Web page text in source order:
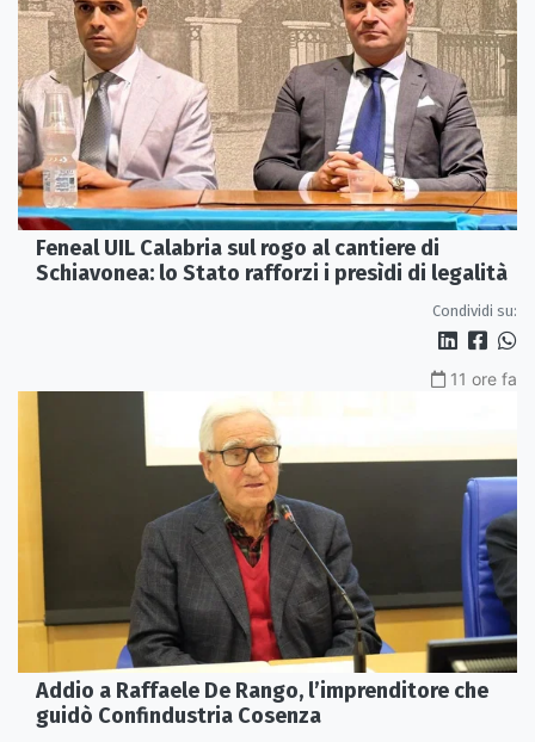
Feneal UIL Calabria sul rogo al cantiere di
Schiavonea: lo Stato rafforzi i presìdi di legalità
Condividi su:
11 ore fa
Addio a Raffaele De Rango, l’imprenditore che
guidò Confindustria Cosenza